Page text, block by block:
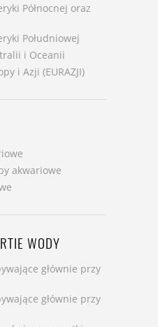
Północnej oraz
Południowej
i Oceanii
i Azji (EURAZJI)
akwariowe
WODY
głównie przy
głównie przy